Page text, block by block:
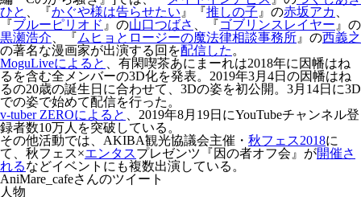
ひと 、『 かぐや様は告らせたい』『 推しの子』の赤坂アカ 、
『 ブルーピリオド 』の山口つばさ 、『 ゴブリンスレイヤー』の
黒瀬浩介、『 ムヒョとロージーの魔法律相談事務所』の西義之
の著名な漫画家が出演する回を配信した。
MoguLiveによると 、有閑喫茶あにまーれは2018年に因幡はね
るを含む全メンバーの3D化を発表。2019年3月4日の因幡はね
るの20歳の誕生日に合わせて、3Dの姿を初公開。3月14日に3D
での姿で始めて配信を行った。
v-tuber ZEROによると 、2019年8月19日にYouTubeチャンネル登
録者数10万人を突破している。
その他活動では、AKIBA観光協議会主催・ 秋フェス2018に
て、秋フェス×エンタスプレゼンツ『因の者オフ会』が開催さ
れるなどイベントにも複数出演している。
AniMare_cafeさんのツイート
人物